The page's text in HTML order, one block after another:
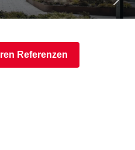
Referenzen